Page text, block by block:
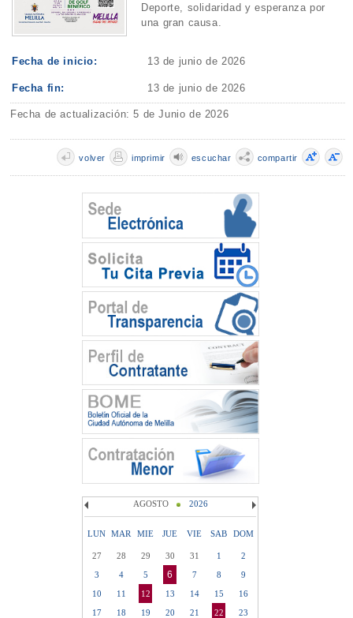
Deporte, solidaridad y esperanza por
una gran causa.
Fecha de inicio: 13 de junio de 2026
Fecha fin: 13 de junio de 2026
Fecha de actualización: 5 de Junio de 2026
compartir
escuchar
imprimir
volver
AGOSTO 2026
LUN MAR MIE JUE VIE SAB DOM
27 28 29 30 31 1
2
3
4 5 6 7 8
9
10
11 12 13 14 15
16
17
18 19 20 21 22
23